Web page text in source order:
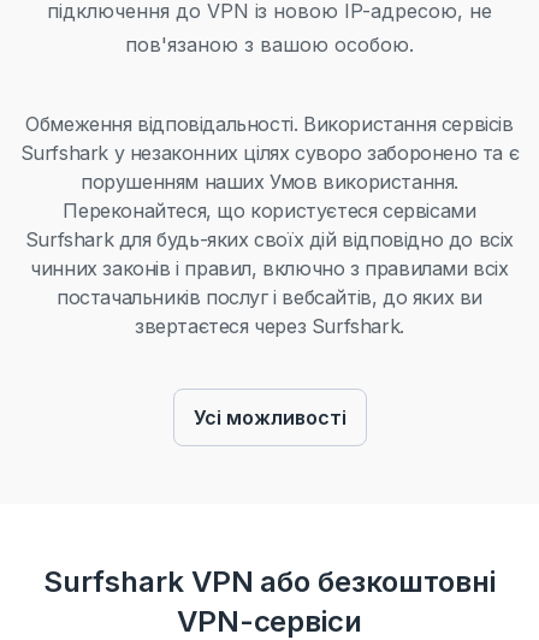
підключення до VPN із новою IP-адресою, не
пов'язаною з вашою особою.
Обмеження відповідальності. Використання сервісів
Surfshark у незаконних цілях суворо заборонено та є
порушенням наших Умов використання.
Переконайтеся, що користуєтеся сервісами
Surfshark для будь-яких своїх дій відповідно до всіх
чинних законів і правил, включно з правилами всіх
постачальників послуг і вебсайтів, до яких ви
звертаєтеся через Surfshark.
Усі можливості
Surfshark VPN або безкоштовні
VPN-сервіси